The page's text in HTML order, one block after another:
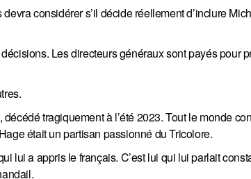
considérer s’il décide réellement d’inclure
Les directeurs généraux sont payés pour
tragiquement à l’été 2023. Tout le monde
était un partisan passionné du Tricolore.
lui a appris le français. C’est lui qui lui parlait